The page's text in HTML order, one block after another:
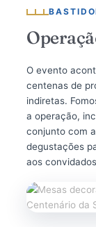
O evento
centenas de
indiretas.
a operação,
conjunto com
degustações
aos